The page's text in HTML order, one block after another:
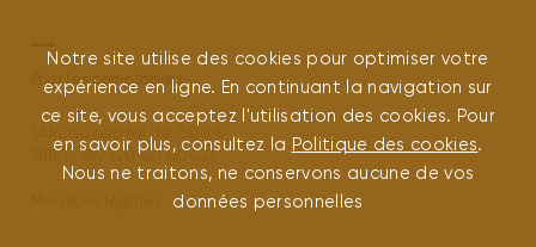
Pour les comptables
SARL au capital de 1500 €
SIRET : 789 320 421 00033
Notre site utilise des cookies pour optimiser votre
expérience en ligne. En continuant la navigation sur
ce site, vous acceptez l'utilisation des cookies. Pour
en savoir plus, consultez la Politique des cookies.
Nous ne traitons, ne conservons aucune de vos
données personnelles